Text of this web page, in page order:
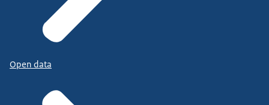
Open data